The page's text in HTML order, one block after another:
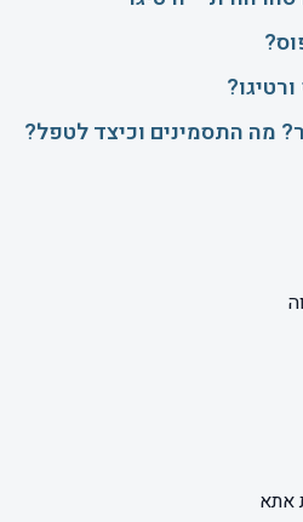
מה התסמינים וכיצד לטפל?